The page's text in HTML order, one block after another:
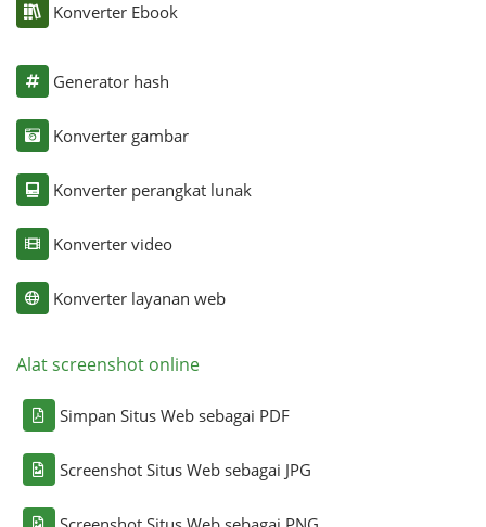
Konverter Ebook
Generator hash
Konverter gambar
Konverter perangkat lunak
Konverter video
Konverter layanan web
Alat screenshot online
Simpan Situs Web sebagai PDF
Screenshot Situs Web sebagai JPG